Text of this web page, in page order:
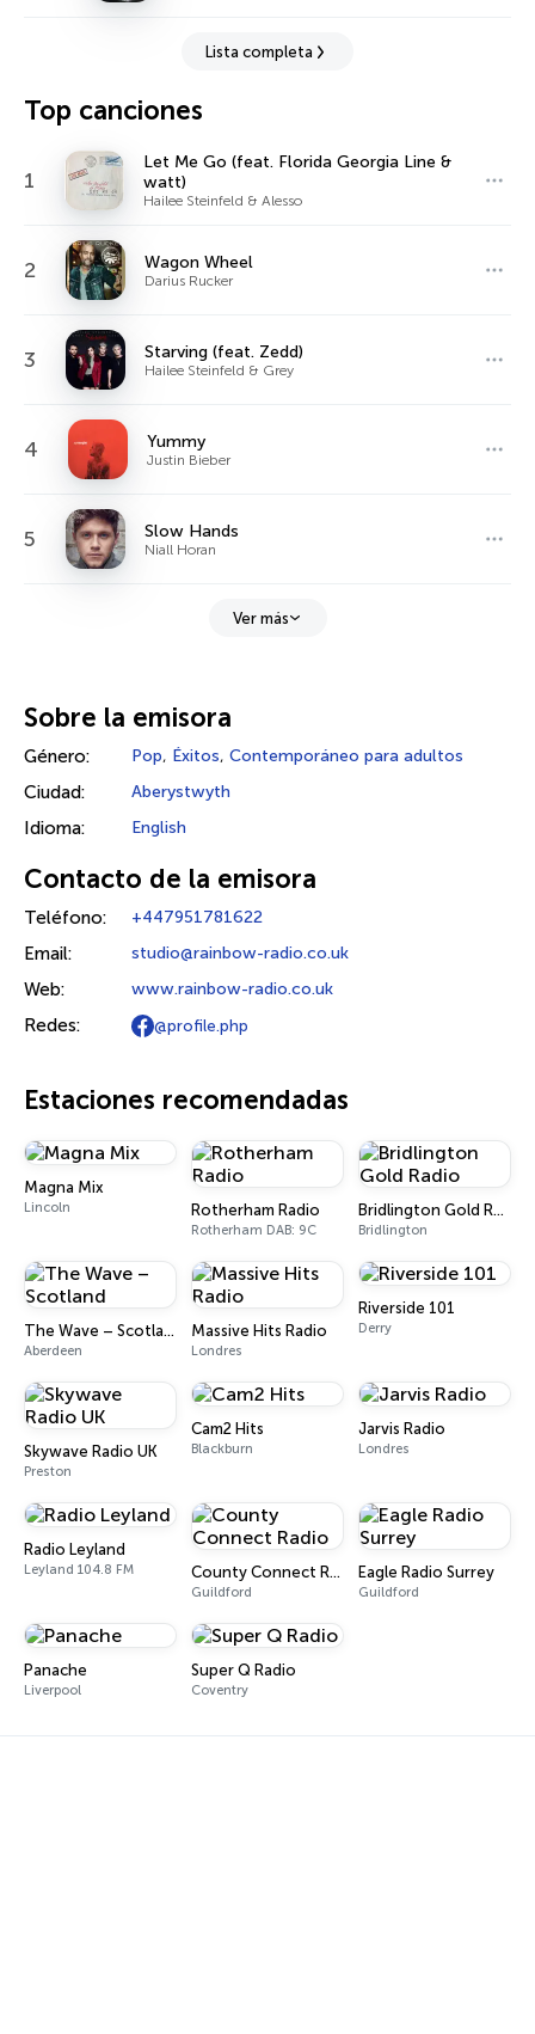
Lista completa
Top canciones
1
Let Me Go (feat. Florida Georgia Line &
watt)
Hailee Steinfeld & Alesso
2 Wagon Wheel
Darius Rucker
3 Starving (feat. Zedd)
Hailee Steinfeld & Grey
4 Yummy
Justin Bieber
5 Slow Hands
Niall Horan
Ver más
Sobre la emisora
Género: Pop, Éxitos, Contemporáneo para adultos
Ciudad: Aberystwyth
Idioma: English
Contacto de la emisora
Teléfono: +447951781622
Email: studio@rainbow-radio.co.uk
Web: www.rainbow-radio.co.uk
Redes: @profile.php
Estaciones recomendadas
Magna Mix
Lincoln Rotherham Radio
Rotherham DAB: 9C
Bridlington Gold Radio
Bridlington
The Wave – Scotland
Aberdeen
Massive Hits Radio
Londres
Riverside 101
Derry
Skywave Radio UK
Preston
Cam2 Hits
Blackburn
Jarvis Radio
Londres
Radio Leyland
Leyland 104.8 FM County Connect Radio
Guildford
Eagle Radio Surrey
Guildford
Panache
Liverpool
Super Q Radio
Coventry